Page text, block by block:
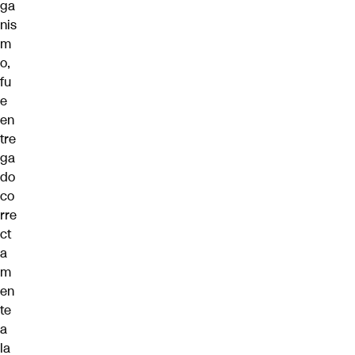
ga
nis
m
o,
fu
e
en
tre
ga
do
co
rre
ct
a
m
en
te
a
la